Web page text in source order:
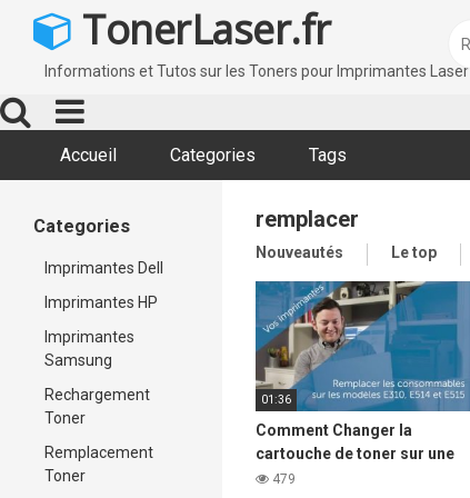
TonerLaser.fr
Informations et Tutos sur les Toners pour Imprimantes Laser
Accueil Categories Tags
Categories
Imprimantes Dell
Imprimantes HP
Imprimantes
Samsung
Rechargement
Toner
Remplacement
Toner
remplacer
Nouveautés Le top
01:36
Comment Changer la
cartouche de toner sur une
imprimante Laser DELL e310,
479